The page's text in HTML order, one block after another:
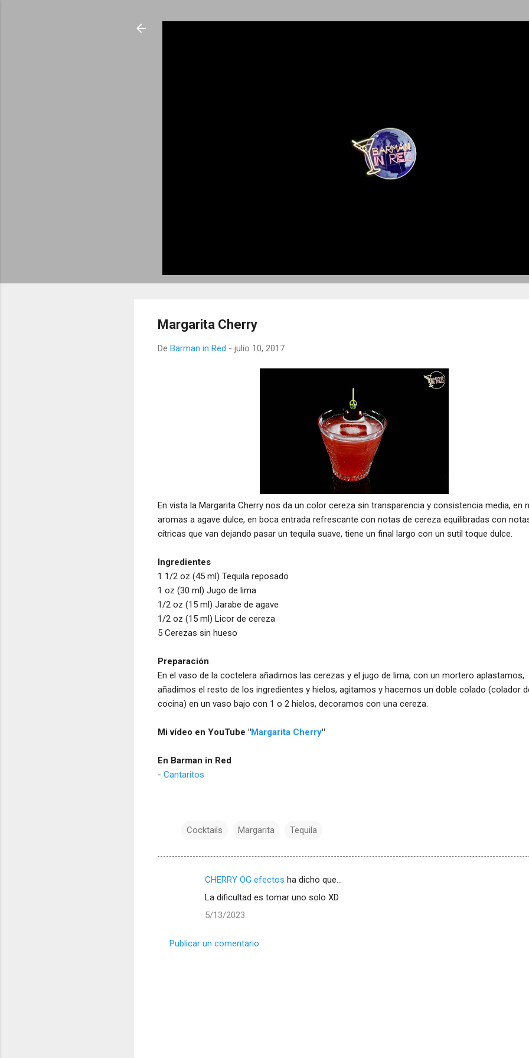
Margarita Cherry
De Barman in Red - julio 10, 2017
En vista la Margarita Cherry nos da un color cereza sin transparencia y consistencia media, en
aromas a agave dulce, en boca entrada refrescante con notas de cereza equilibradas con
cítricas que van dejando pasar un tequila suave, tiene un final largo con un sutil toque dulce.
Ingredientes
1 1/2 oz (45 ml) Tequila reposado
1 oz (30 ml) Jugo de lima
1/2 oz (15 ml) Jarabe de agave
1/2 oz (15 ml) Licor de cereza
5 Cerezas sin hueso
Preparación
En el vaso de la coctelera añadimos las cerezas y el jugo de lima, con un mortero aplastamos,
añadimos el resto de los ingredientes y hielos, agitamos y hacemos un doble colado (colador
cocina) en un vaso bajo con 1 o 2 hielos, decoramos con una cereza.
Mi vídeo en YouTube "Margarita Cherry"
En Barman in Red
- Cantaritos
Cocktails Margarita Tequila
CHERRY OG efectos ha dicho que…
La dificultad es tomar uno solo XD
5/13/2023
Publicar un comentario